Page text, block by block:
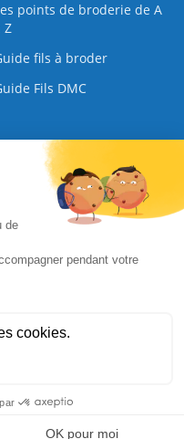
points de broderie de A
Z
fils à broder
Fils DMC
Nous contacter |
Rights Reserved.